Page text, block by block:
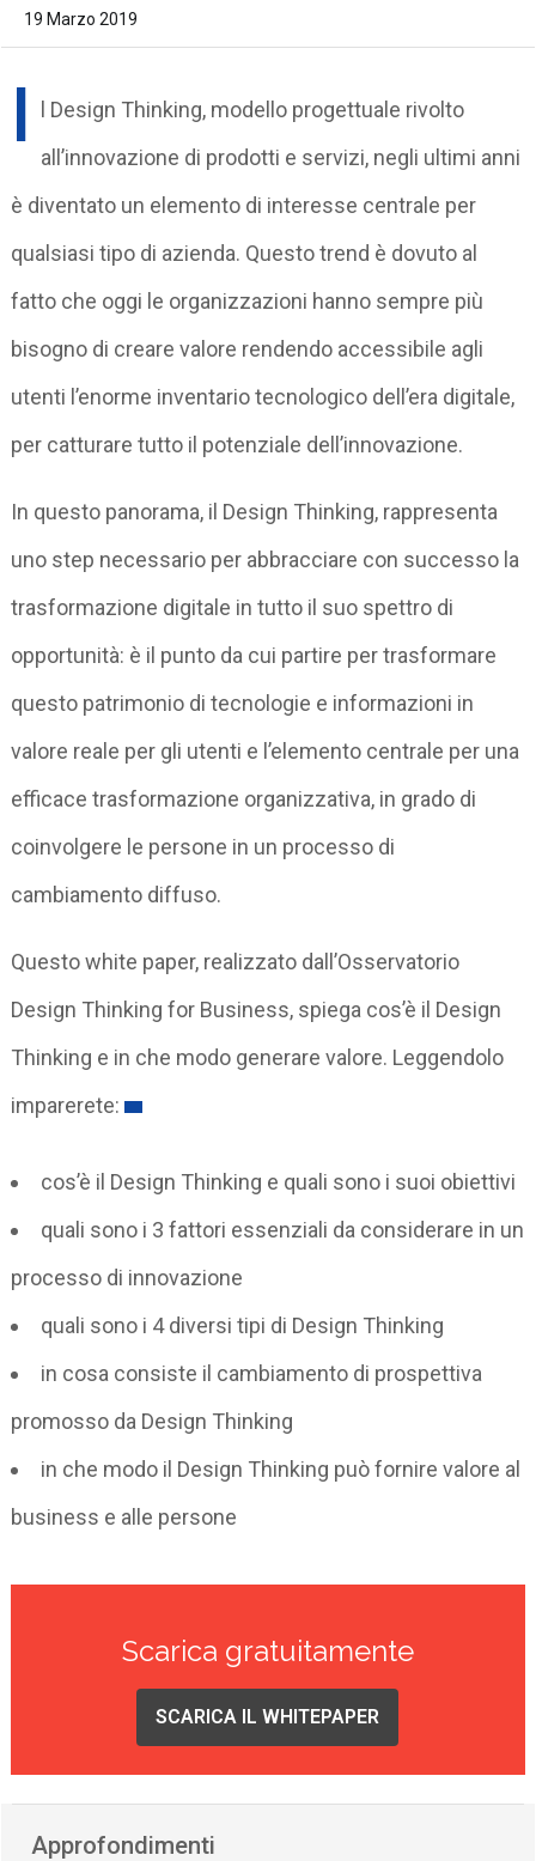
19 Marzo 2019
I
l Design Thinking, modello progettuale rivolto
all’innovazione di prodotti e servizi, negli ultimi anni
è diventato un elemento di interesse centrale per
qualsiasi tipo di azienda. Questo trend è dovuto al
fatto che oggi le organizzazioni hanno sempre più
bisogno di creare valore rendendo accessibile agli
utenti l’enorme inventario tecnologico dell’era digitale,
per catturare tutto il potenziale dell’innovazione.
In questo panorama, il Design Thinking, rappresenta
uno step necessario per abbracciare con successo la
trasformazione digitale in tutto il suo spettro di
opportunità: è il punto da cui partire per trasformare
questo patrimonio di tecnologie e informazioni in
valore reale per gli utenti e l’elemento centrale per una
efficace trasformazione organizzativa, in grado di
coinvolgere le persone in un processo di
cambiamento diffuso.
Questo white paper, realizzato dall’Osservatorio
Design Thinking for Business, spiega cos’è il Design
Thinking e in che modo generare valore. Leggendolo
imparerete:
cos’è il Design Thinking e quali sono i suoi obiettivi
quali sono i 3 fattori essenziali da considerare in un
processo di innovazione
quali sono i 4 diversi tipi di Design Thinking
in cosa consiste il cambiamento di prospettiva
promosso da Design Thinking
in che modo il Design Thinking può fornire valore al
business e alle persone
Scarica gratuitamente
SCARICA IL WHITEPAPER
Approfondimenti